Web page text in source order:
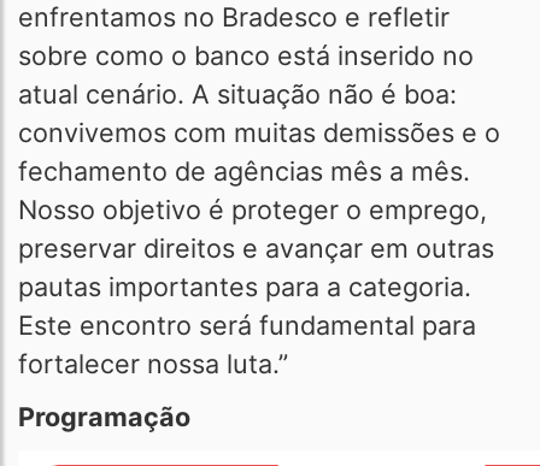
enfrentamos no Bradesco e refletir
sobre como o banco está inserido no
atual cenário. A situação não é boa:
convivemos com muitas demissões e o
fechamento de agências mês a mês.
Nosso objetivo é proteger o emprego,
preservar direitos e avançar em outras
pautas importantes para a categoria.
Este encontro será fundamental para
fortalecer nossa luta.”
Programação